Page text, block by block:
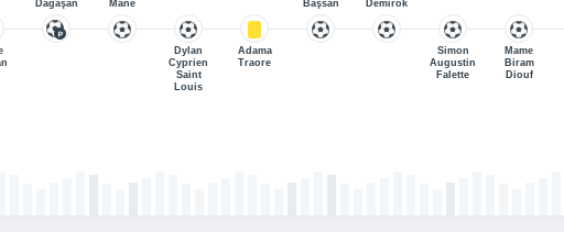
Dağaşan
Mane
Dylan
Cyprien
Saint
Louis
Adama
Traore
Başsan
Demirok
Simon
Augustin
Falette
Mame
Biram
Diouf